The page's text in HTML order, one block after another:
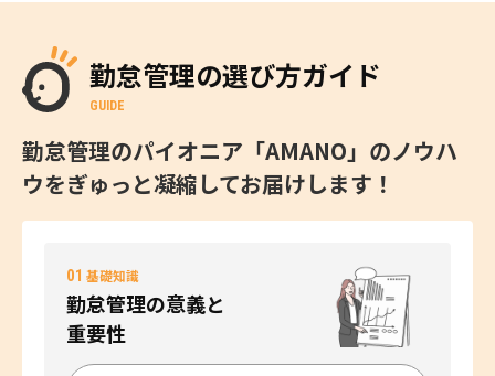
勤怠管理の選び方ガイド
GUIDE
勤怠管理のパイオニア「AMANO」のノウハ
ウをぎゅっと凝縮してお届けします！
01 基礎知識
勤怠管理の意義と
重要性